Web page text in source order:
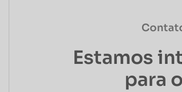
Estamos
para